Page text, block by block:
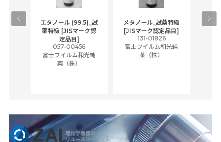
エタノール (99.5)_試
薬特級 [JISマーク認
定品目]
057-00456
富士フイルム和光純
薬（株）
メタノール_試薬特級
[JISマーク認定品目]
131-01826
富士フイルム和光純
薬（株）
ア